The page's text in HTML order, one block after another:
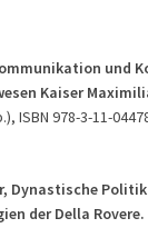
und
Kaiser
ISBN 978-3-11-
Dynastische
der Della Rovere.